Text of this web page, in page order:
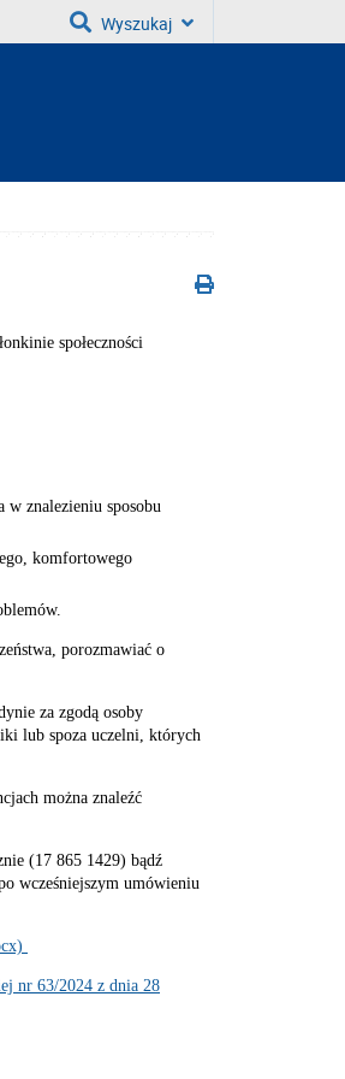
Wyszukaj
społeczności
w znalezieniu sposobu
komfortowego
porozmawiać o
za zgodą osoby
lub spoza uczelni, których
można znaleźć
(17 865 1429) bądź
wcześniejszym umówieniu
nr 63/2024 z dnia 28